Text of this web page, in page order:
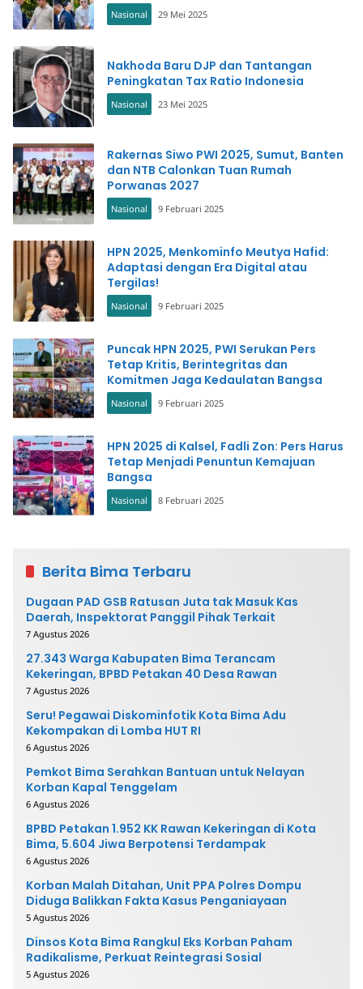
Nasional 29 Mei 2025
Nakhoda Baru DJP dan Tantangan
Peningkatan Tax Ratio Indonesia
Nasional 23 Mei 2025
Rakernas Siwo PWI 2025, Sumut, Banten
dan NTB Calonkan Tuan Rumah
Porwanas 2027
Nasional 9 Februari 2025
HPN 2025, Menkominfo Meutya Hafid:
Adaptasi dengan Era Digital atau
Tergilas!
Nasional 9 Februari 2025
Puncak HPN 2025, PWI Serukan Pers
Tetap Kritis, Berintegritas dan
Komitmen Jaga Kedaulatan Bangsa
Nasional 9 Februari 2025
HPN 2025 di Kalsel, Fadli Zon: Pers Harus
Tetap Menjadi Penuntun Kemajuan
Bangsa
Nasional 8 Februari 2025
Berita Bima Terbaru
Dugaan PAD GSB Ratusan Juta tak Masuk Kas
Daerah, Inspektorat Panggil Pihak Terkait
7 Agustus 2026
27.343 Warga Kabupaten Bima Terancam
Kekeringan, BPBD Petakan 40 Desa Rawan
7 Agustus 2026
Seru! Pegawai Diskominfotik Kota Bima Adu
Kekompakan di Lomba HUT RI
6 Agustus 2026
Pemkot Bima Serahkan Bantuan untuk Nelayan
Korban Kapal Tenggelam
6 Agustus 2026
BPBD Petakan 1.952 KK Rawan Kekeringan di Kota
Bima, 5.604 Jiwa Berpotensi Terdampak
6 Agustus 2026
Korban Malah Ditahan, Unit PPA Polres Dompu
Diduga Balikkan Fakta Kasus Penganiayaan
5 Agustus 2026
Dinsos Kota Bima Rangkul Eks Korban Paham
Radikalisme, Perkuat Reintegrasi Sosial
5 Agustus 2026